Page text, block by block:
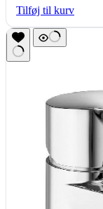
Tilføj til kurv